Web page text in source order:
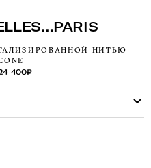
НИТЬЮ
400₽